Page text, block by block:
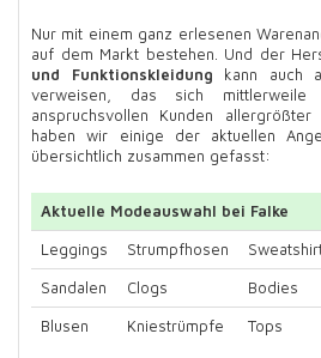
Nur mit einem ganz erlesenen
auf dem Markt bestehen. Und der
und Funktionskleidung kann auch
verweisen, das sich mittlerweile
anspruchsvollen Kunden
haben wir einige der aktuellen
übersichtlich zusammen gefasst:
Aktuelle Modeauswahl bei Falke
Leggings
Strumpfhosen
Sandalen
Clogs Bodies
Blusen
Kniestrümpfe Tops